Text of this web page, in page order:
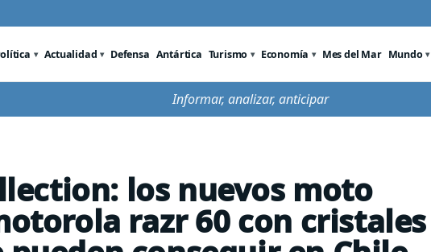
Actualidad Defensa Antártica Turismo Economía Mes del Mar Mundo
Informar, analizar, anticipar
los nuevos moto
razr 60 con cristales